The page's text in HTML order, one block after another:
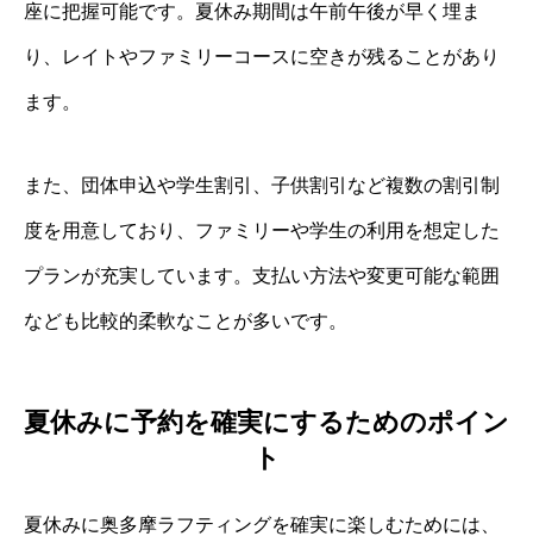
座に把握可能です。夏休み期間は午前午後が早く埋ま
り、レイトやファミリーコースに空きが残ることがあり
ます。
また、団体申込や学生割引、子供割引など複数の割引制
度を用意しており、ファミリーや学生の利用を想定した
プランが充実しています。支払い方法や変更可能な範囲
なども比較的柔軟なことが多いです。
夏休みに予約を確実にするためのポイン
ト
夏休みに奥多摩ラフティングを確実に楽しむためには、